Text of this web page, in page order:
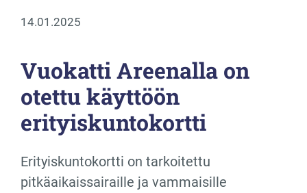
14.01.2025
Vuokatti Areenalla on
otettu käyttöön
erityiskuntokortti
Erityiskuntokortti on tarkoitettu
pitkäaikaissairaille ja vammaisille